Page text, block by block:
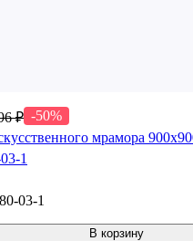
₽ -50%
мрамора
1
03-1
В корзину